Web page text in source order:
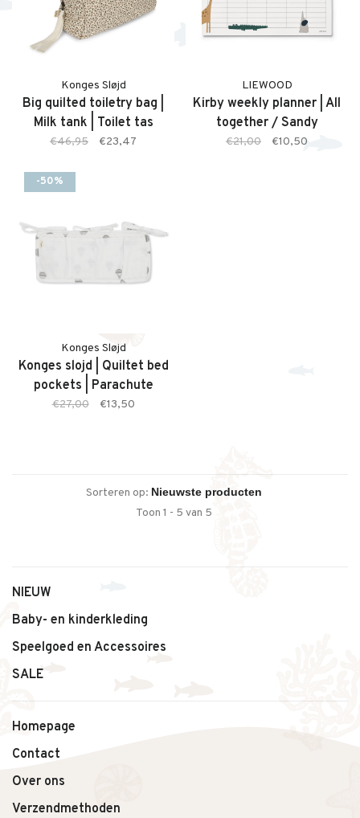
Konges Sløjd
Big quilted toiletry bag |
Milk tank | Toilet tas
€46,95 €23,47
LIEWOOD
Kirby weekly planner | All
together / Sandy
€21,00 €10,50
-50%
Konges Sløjd
Konges slojd | Quiltet bed
pockets | Parachute
€27,00 €13,50
Sorteren op:
Toon 1 - 5 van 5
NIEUW
Baby- en kinderkleding
Speelgoed en Accessoires
SALE
Homepage
Contact
Over ons
Verzendmethoden